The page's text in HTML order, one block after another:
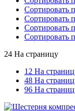
Сортировать
Сортировать
Сортировать
Сортировать
24 На страницу
12 На
48 На
96 На